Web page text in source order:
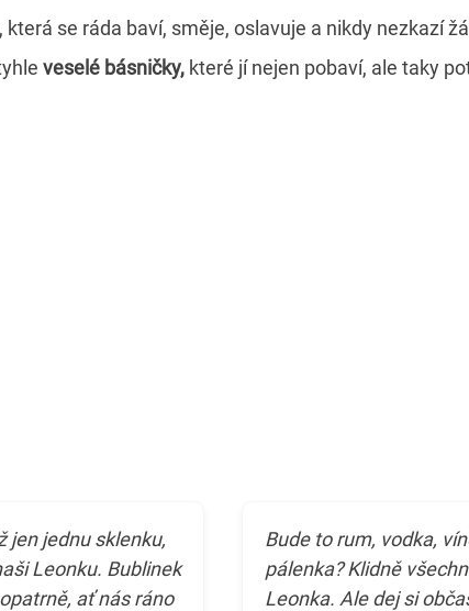
se ráda baví, směje, oslavuje a nikdy nezkazí
veselé básničky, které jí nejen pobaví, ale taky
jen jednu sklenku,
Leonku. Bublinek
ať nás ráno
Bude to rum, vodka,
pálenka? Klidně
Leonka. Ale dej si